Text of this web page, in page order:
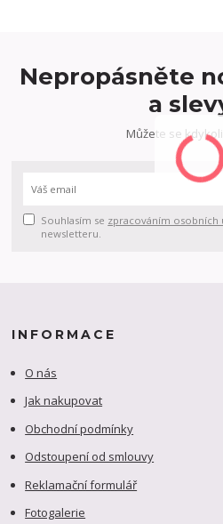
Nepropásněte
a
Můžete se
Souhlasím se zpracováním osobních
newsletteru.
INFORMACE
O nás
Jak nakupovat
Obchodní podmínky
Odstoupení od smlouvy
Reklamační formulář
Fotogalerie